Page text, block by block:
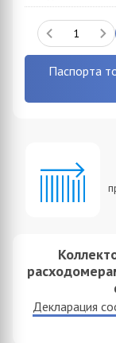
Паспорта
Декларация